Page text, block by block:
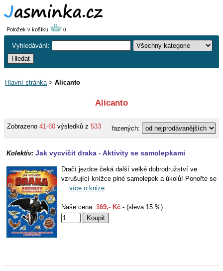
Položek v košíku 0
Vyhledávání:
Hlavní stránka> Alicanto
Alicanto
Zobrazeno 41-60 výsledků z 533 řazených:
Kolektiv: Jak vycvičit draka - Aktivity se samolepkami
Dračí jezdce čeká další velké dobrodružství ve
vzrušující knížce plné samolepek a úkolů! Ponořte se
... více o knize
Naše cena: 169,- Kč - (sleva 15 %)